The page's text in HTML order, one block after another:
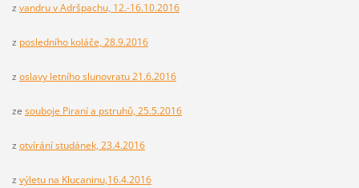
z vandru v Adršpachu, 12.-16.10.2016
z posledního koláče, 28.9.2016
z oslavy letního slunovratu 21.6.2016
ze souboje Piraní a pstruhů, 25.5.2016
z otvírání studánek, 23.4.2016
z výletu na Klucaninu,16.4.2016